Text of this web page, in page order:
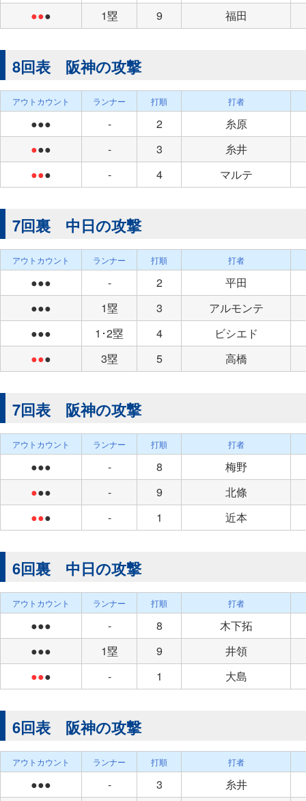
●●● 1塁 9 福田
8回表 阪神の攻撃
アウトカウント ランナー 打順 打者
●●● - 2
糸原
●●● - 3
糸井
●●● - 4 マルテ
7回裏 中日の攻撃
アウトカウント ランナー 打順 打者
●●● - 2
平田
●●●
1塁 3
アルモンテ
●●●
1･2塁 4
ビシエド
●●● 3塁 5 高橋
7回表 阪神の攻撃
アウトカウント ランナー 打順 打者
●●● - 8
梅野
●●● - 9
北條
●●● - 1 近本
6回裏 中日の攻撃
アウトカウント ランナー 打順 打者
●●● - 8
木下拓
●●●
1塁 9
井領
●●● - 1 大島
6回表 阪神の攻撃
アウトカウント ランナー 打順 打者
●●● - 3
糸井